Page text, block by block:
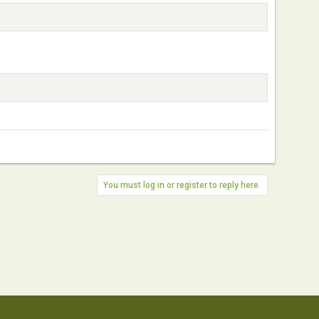
You must log in or register to reply here.